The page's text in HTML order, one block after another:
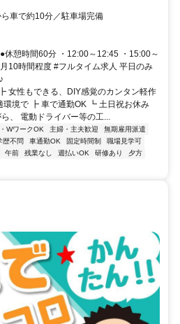
車で約10分／駐車場完備
休憩時間60分 ・12:00～12:45 ・15:00～
10時間程度 #フルタイム求人 平日のみ
女性もできる、DIY感覚のカンタン軽作
環境で ┣ 車で通勤OK ┗ 土日祝お休み
、 電動ドライバー等の工...
WワークOK 主婦・主夫歓迎
無期雇用派遣
歴不問 車通勤OK 固定時間制
職場見学可
午前 残業なし 週払いOK 研修あり
夕方